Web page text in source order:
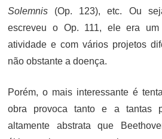
Solemnis (Op. 123), etc. Ou
escreveu o Op. 111, ele era um
atividade e com vários projetos
não obstante a doença.
Porém, o mais interessante é
obra provoca tanto e a tantas
altamente abstrata que